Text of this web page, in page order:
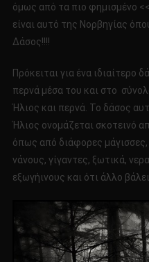
όμως από τα πιο φημισμένο
είναι αυτό της Νορβηγίας
Δάσος!!!!
Πρόκειται για ένα
περνά μέσα του και στο
Ήλιος και περνά. Το δάσος
Ήλιος ονομάζεται σκοτεινό
όπως από διάφορες
νάνους, γίγαντες, ξωτικά,
εξωγήινους και ότι άλλο